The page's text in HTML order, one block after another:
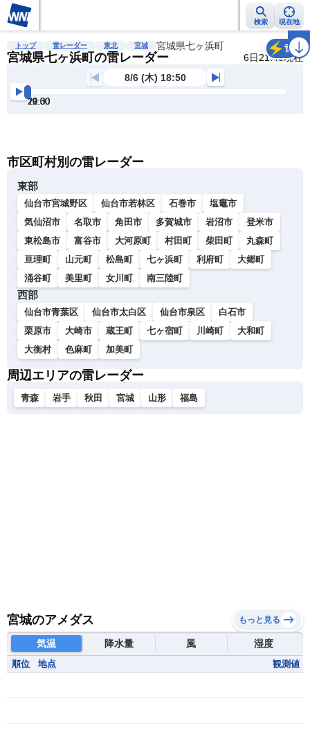
検索 現在地
雨雲レーダー 台風情報 地震情報 警報・注意報 2週間天気 ラ
トップ 雷レーダー 東北 宮城 宮城県七ヶ浜町
宮城県七ヶ浜町の雷レーダー 6日21:40現在
雷
8/6 (木) 18:50
19:00
19:30
20:00
20:30
21:00
21:30
市区町村別の雷レーダー
東部
仙台市宮城野区 仙台市若林区 石巻市
塩竈市
気仙沼市
名取市 角田市 多賀城市 岩沼市
登米市
東松島市
富谷市 大河原町 村田町 柴田町
丸森町
亘理町
山元町 松島町 七ヶ浜町 利府町
大郷町
涌谷町
美里町 女川町 南三陸町
西部
仙台市青葉区 仙台市太白区 仙台市泉区
白石市
栗原市
大崎市 蔵王町 七ヶ宿町 川崎町
大和町
大衡村
色麻町 加美町
周辺エリアの雷レーダー
青森 岩手 秋田 宮城 山形 福島
宮城のアメダス もっと見る
気温 降水量 風 湿度
順位 地点 観測値